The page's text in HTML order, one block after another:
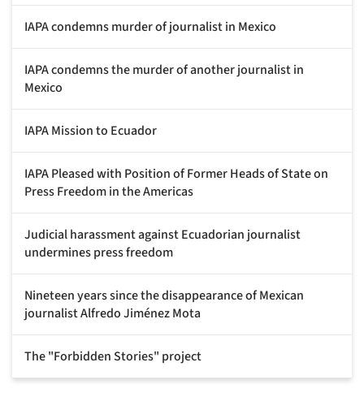
IAPA condemns murder of journalist in Mexico
IAPA condemns the murder of another journalist in
Mexico
IAPA Mission to Ecuador
IAPA Pleased with Position of Former Heads of State on
Press Freedom in the Americas
Judicial harassment against Ecuadorian journalist
undermines press freedom
Nineteen years since the disappearance of Mexican
journalist Alfredo Jiménez Mota
The "Forbidden Stories" project